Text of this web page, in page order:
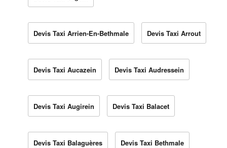
Devis Taxi Arrien-En-Bethmale Devis Taxi Arrout
Devis Taxi Aucazein Devis Taxi Audressein
Devis Taxi Augirein Devis Taxi Balacet
Devis Taxi Balaguères Devis Taxi Bethmale